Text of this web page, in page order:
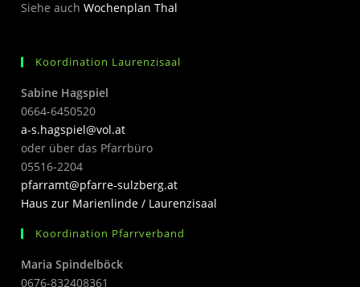
Siehe auchWochenplan Thal
Koordination Laurenzisaal
Sabine Hagspiel
0664-6450520
a-s.hagspiel@vol.at
oder über das Pfarrbüro
05516-2204
pfarramt@pfarre-sulzberg.at
Haus zur Marienlinde / Laurenzisaal
Koordination Pfarrverband
Maria Spindelböck
0676-832408361